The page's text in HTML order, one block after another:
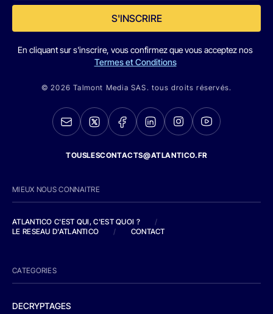
S'INSCRIRE
En cliquant sur s'inscrire, vous confirmez que vous acceptez nos
Termes et Conditions
© 2026 Talmont Media SAS. tous droits réservés.
TOUSLESCONTACTS@ATLANTICO.FR
MIEUX NOUS CONNAITRE
ATLANTICO C'EST QUI, C'EST QUOI ?
/
LE RESEAU D'ATLANTICO
/ CONTACT
CATEGORIES
DECRYPTAGES